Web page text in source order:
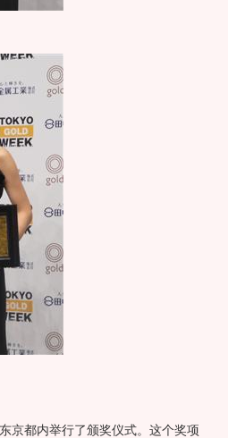
京都内举行了颁奖仪式。这个奖项